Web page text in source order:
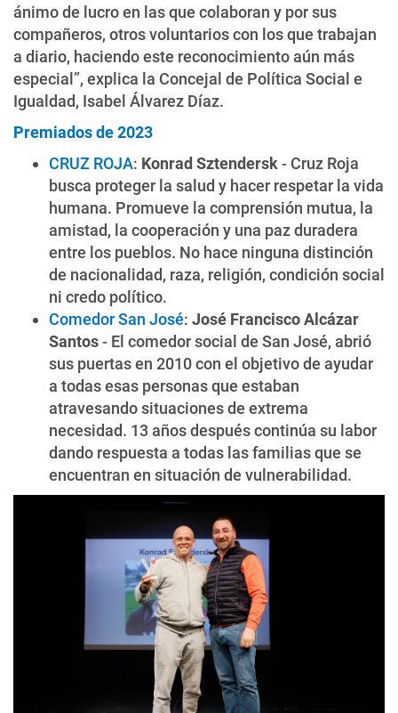
ánimo de lucro en las que colaboran y por sus
compañeros, otros voluntarios con los que trabajan
a diario, haciendo este reconocimiento aún más
especial”, explica la Concejal de Política Social e
Igualdad, Isabel Álvarez Díaz.
Premiados de 2023
CRUZ ROJA: Konrad Sztendersk- Cruz Roja
busca proteger la salud y hacer respetar la vida
humana. Promueve la comprensión mutua, la
amistad, la cooperación y una paz duradera
entre los pueblos. No hace ninguna distinción
de nacionalidad, raza, religión, condición social
ni credo político.
Comedor San José: José Francisco Alcázar
Santos- El comedor social de San José, abrió
sus puertas en 2010 con el objetivo de ayudar
a todas esas personas que estaban
atravesando situaciones de extrema
necesidad. 13 años después continúa su labor
dando respuesta a todas las familias que se
encuentran en situación de vulnerabilidad.